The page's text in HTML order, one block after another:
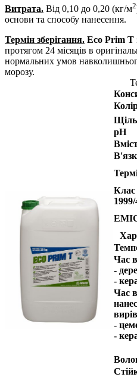
Витрата. Від 0,10 до 0,20 (кг/м2
основи та способу нанесення.
Термін зберігання. Eco Prim T
протягом 24 місяців в
нормальних умов
морозу.
pH
Клас
Час
-
-
Час
-
-